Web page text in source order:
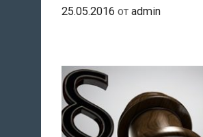
25.05.2016 от admin